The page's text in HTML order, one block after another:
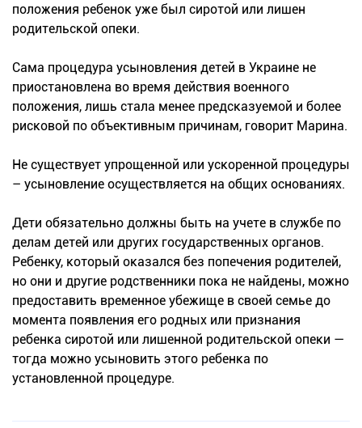
положения ребенок уже был сиротой или лишен
родительской опеки.
Сама процедура усыновления детей в Украине не
приостановлена во время действия военного
положения, лишь стала менее предсказуемой и более
рисковой по объективным причинам, говорит Марина.
Не существует упрощенной или ускоренной процедуры
– усыновление осуществляется на общих основаниях.
Дети обязательно должны быть на учете в службе по
делам детей или других государственных органов.
Ребенку, который оказался без попечения родителей,
но они и другие родственники пока не найдены, можно
предоставить временное убежище в своей семье до
момента появления его родных или признания
ребенка сиротой или лишенной родительской опеки —
тогда можно усыновить этого ребенка по
установленной процедуре.